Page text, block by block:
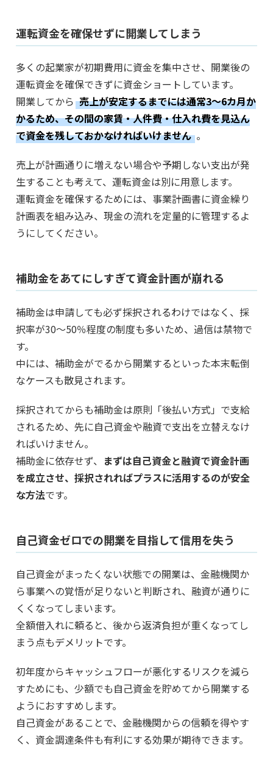
運転資金を確保せずに開業してしまう
多くの起業家が初期費用に資金を集中させ、開業後の
運転資金を確保できずに資金ショートしています。
開業してから 売上が安定するまでには通常3〜6カ月か
かるため、その間の家賃・人件費・仕入れ費を見込ん
で資金を残しておかなければいけません 。
売上が計画通りに増えない場合や予期しない支出が発
生することも考えて、運転資金は別に用意します。
運転資金を確保するためには、事業計画書に資金繰り
計画表を組み込み、現金の流れを定量的に管理するよ
うにしてください。
補助金をあてにしすぎて資金計画が崩れる
補助金は申請しても必ず採択されるわけではなく、採
択率が30〜50％程度の制度も多いため、過信は禁物で
す。
中には、補助金がでるから開業するといった本末転倒
なケースも散見されます。
採択されてからも補助金は原則「後払い方式」で支給
されるため、先に自己資金や融資で支出を立替えなけ
ればいけません。
補助金に依存せず、 まずは自己資金と融資で資金計画
を成立させ、採択されればプラスに活用するのが安全
な方法です。
自己資金ゼロでの開業を目指して信用を失う
自己資金がまったくない状態での開業は、金融機関か
ら事業への覚悟が足りないと判断され、融資が通りに
くくなってしまいます。
全額借入れに頼ると、後から返済負担が重くなってし
まう点もデメリットです。
初年度からキャッシュフローが悪化するリスクを減ら
すためにも、少額でも自己資金を貯めてから開業する
ようにおすすめします。
自己資金があることで、金融機関からの信頼を得やす
く、資金調達条件も有利にする効果が期待できます。